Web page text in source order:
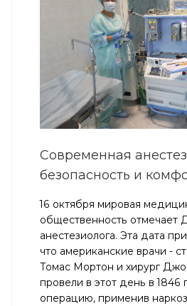
Современная
безопасность и
16 октября мировая
общественность отмечает
анестезиолога. Эта дата
что американские врачи -
Томас Мортон и хирург
провели в этот день в 1846
операцию, применив